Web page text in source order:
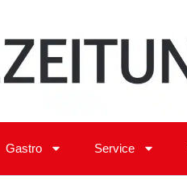
Gastro Service